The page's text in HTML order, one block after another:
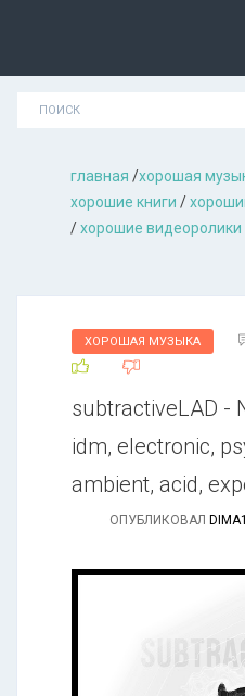
главная /хорошая
хорошие книги /
/хорошие видеоролики
ХОРОШАЯ МУЗЫКА
subtractiveLAD -
idm, electronic,
ambient, acid,
ОПУБЛИКОВАЛ